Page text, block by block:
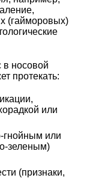
(гайморовых)
в носовой
протекать:
или
гнойным или
зеленым)
(признаки,